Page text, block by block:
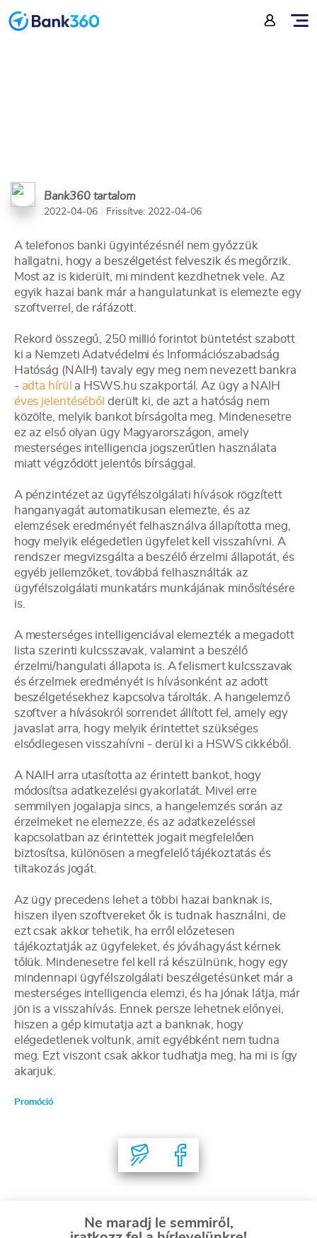
bank, de sokba fájt neki
Bank360 tartalom
2022-04-06 Frissítve: 2022-04-06
A telefonos banki ügyintézésnél nem győzzük
hallgatni, hogy a beszélgetést felveszik és megőrzik.
Most az is kiderült, mi mindent kezdhetnek vele. Az
egyik hazai bank már a hangulatunkat is elemezte egy
szoftverrel, de ráfázott.
Rekord összegű, 250 millió forintot büntetést szabott
ki a Nemzeti Adatvédelmi és Információszabadság
Hatóság (NAIH) tavaly egy meg nem nevezett bankra
- adta hírül a HSWS.hu szakportál. Az ügy a NAIH
éves jelentéséből derült ki, de azt a hatóság nem
közölte, melyik bankot bírságolta meg. Mindenesetre
ez az első olyan ügy Magyarországon, amely
mesterséges intelligencia jogszerűtlen használata
miatt végződött jelentős bírsággal.
A pénzintézet az ügyfélszolgálati hívások rögzített
hanganyagát automatikusan elemezte, és az
elemzések eredményét felhasználva állapította meg,
hogy melyik elégedetlen ügyfelet kell visszahívni. A
rendszer megvizsgálta a beszélő érzelmi állapotát, és
egyéb jellemzőket, továbbá felhasználták az
ügyfélszolgálati munkatárs munkájának minősítésére
is.
A mesterséges intelligenciával elemezték a megadott
lista szerinti kulcsszavak, valamint a beszélő
érzelmi/hangulati állapota is. A felismert kulcsszavak
és érzelmek eredményét is hívásonként az adott
beszélgetésekhez kapcsolva tárolták. A hangelemző
szoftver a hívásokról sorrendet állított fel, amely egy
javaslat arra, hogy melyik érintettet szükséges
elsődlegesen visszahívni - derül ki a HSWS cikkéből.
A NAIH arra utasította az érintett bankot, hogy
módosítsa adatkezelési gyakorlatát. Mivel erre
semmilyen jogalapja sincs, a hangelemzés során az
érzelmeket ne elemezze, és az adatkezeléssel
kapcsolatban az érintettek jogait megfelelően
biztosítsa, különösen a megfelelő tájékoztatás és
tiltakozás jogát.
Az ügy precedens lehet a többi hazai banknak is,
hiszen ilyen szoftvereket ők is tudnak használni, de
ezt csak akkor tehetik, ha erről előzetesen
tájékoztatják az ügyfeleket, és jóváhagyást kérnek
tőlük. Mindenesetre fel kell rá készülnünk, hogy egy
mindennapi ügyfélszolgálati beszélgetésünket már a
mesterséges intelligencia elemzi, és ha jónak látja, már
jön is a visszahívás. Ennek persze lehetnek előnyei,
hiszen a gép kimutatja azt a banknak, hogy
elégedetlenek voltunk, amit egyébként nem tudna
meg. Ezt viszont csak akkor tudhatja meg, ha mi is így
akarjuk.
Promóció
Ne maradj le semmiről,